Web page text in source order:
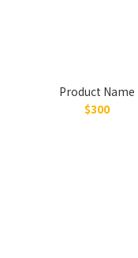
Product Name
$300